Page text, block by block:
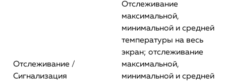
Отслеживание /
Сигнализация
Отслеживание
максимальной,
минимальной и средней
температуры на весь
экран; отслеживание
максимальной,
минимальной и средней